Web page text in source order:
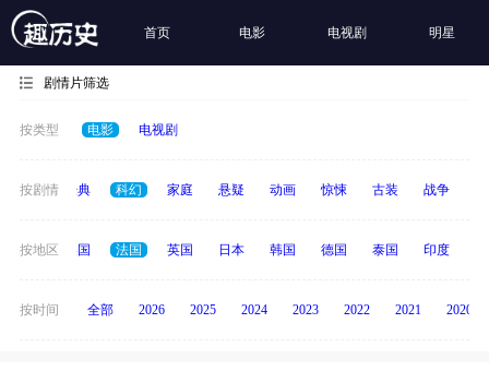
首页 电影 电视剧 明星
剧情片筛选
按类型 电影 电视剧
按剧情
恐怖 经典 科幻 家庭 悬疑 动画 惊悚 古装 战争
按地区
中国 美国 法国 英国 日本 韩国 德国 泰国 印度
按时间 全部 2026 2025 2024 2023 2022 2021 2020